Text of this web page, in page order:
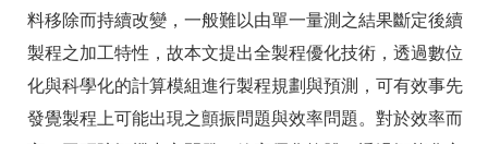
料移除而持續改變，一般難以由單一量測之結果斷定後續
製程之加工特性，故本文提出全製程優化技術，透過數位
化與科學化的計算模組進行製程規劃與預測，可有效事先
發覺製程上可能出現之顫振問題與效率問題。對於效率而